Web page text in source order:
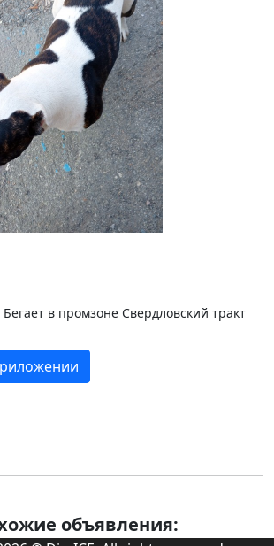
в промзоне Свердловский тракт
объявления: